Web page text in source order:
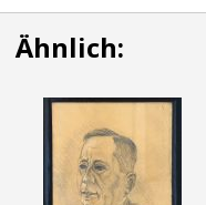
Ähnlich: